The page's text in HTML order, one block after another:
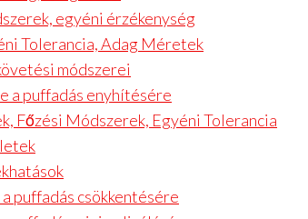
egyéni érzékenység
Tolerancia, Adag Méretek
módszerei
a puffadás enyhítésére
Főzési Módszerek, Egyéni Tolerancia
puffadás csökkentésére